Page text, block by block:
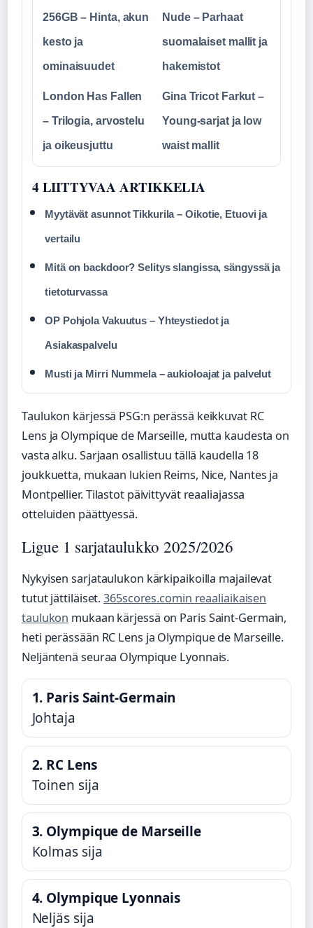
256GB – Hinta, akun
kesto ja
ominaisuudet
Nude – Parhaat
suomalaiset mallit ja
hakemistot
London Has Fallen
– Trilogia, arvostelu
ja oikeusjuttu
Gina Tricot Farkut –
Young-sarjat ja low
waist mallit
4 LIITTYVAA ARTIKKELIA
Myytävät asunnot Tikkurila – Oikotie, Etuovi ja
vertailu
Mitä on backdoor? Selitys slangissa, sängyssä ja
tietoturvassa
OP Pohjola Vakuutus – Yhteystiedot ja
Asiakaspalvelu
Musti ja Mirri Nummela – aukioloajat ja palvelut
Taulukon kärjessä PSG:n perässä keikkuvat RC
Lens ja Olympique de Marseille, mutta kaudesta on
vasta alku. Sarjaan osallistuu tällä kaudella 18
joukkuetta, mukaan lukien Reims, Nice, Nantes ja
Montpellier. Tilastot päivittyvät reaaliajassa
otteluiden päättyessä.
Ligue 1 sarjataulukko 2025/2026
Nykyisen sarjataulukon kärkipaikoilla majailevat
tutut jättiläiset.365scores.comin reaaliaikaisen
taulukon mukaan kärjessä on Paris Saint-Germain,
heti perässään RC Lens ja Olympique de Marseille.
Neljäntenä seuraa Olympique Lyonnais.
1. Paris Saint-Germain
Johtaja
2. RC Lens
Toinen sija
3. Olympique de Marseille
Kolmas sija
4. Olympique Lyonnais
Neljäs sija